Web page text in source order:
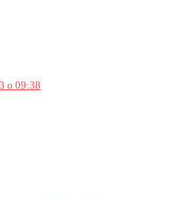
o 09:38